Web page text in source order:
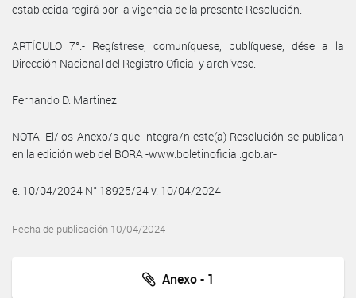
establecida regirá por la vigencia de la presente Resolución.
ARTÍCULO 7°.- Regístrese, comuníquese, publíquese, dése a la
Dirección Nacional del Registro Oficial y archívese.-
Fernando D. Martinez
NOTA: El/los Anexo/s que integra/n este(a) Resolución se publican
en la edición web del BORA -www.boletinoficial.gob.ar-
e. 10/04/2024 N° 18925/24 v. 10/04/2024
Fecha de publicación 10/04/2024
Anexo - 1